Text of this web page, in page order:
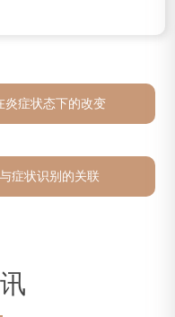
炎症状态下的改变
症状识别的关联